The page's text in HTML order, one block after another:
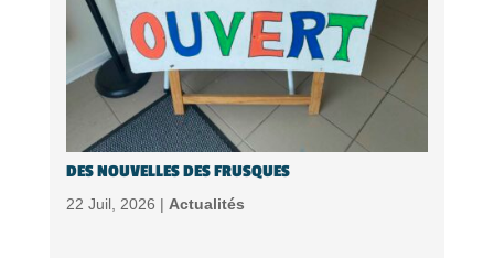
DES NOUVELLES DES FRUSQUES
22 Juil, 2026 | Actualités